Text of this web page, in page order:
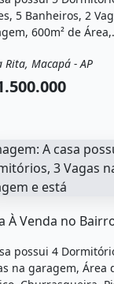
5 Banheiros, 2
600m² de Área,
Hidromassagem e
em Avenida
Macapá, Ap à
Casa
Rita, Macapá - AP
&quot;Casa
possui 4
na garagem, Área